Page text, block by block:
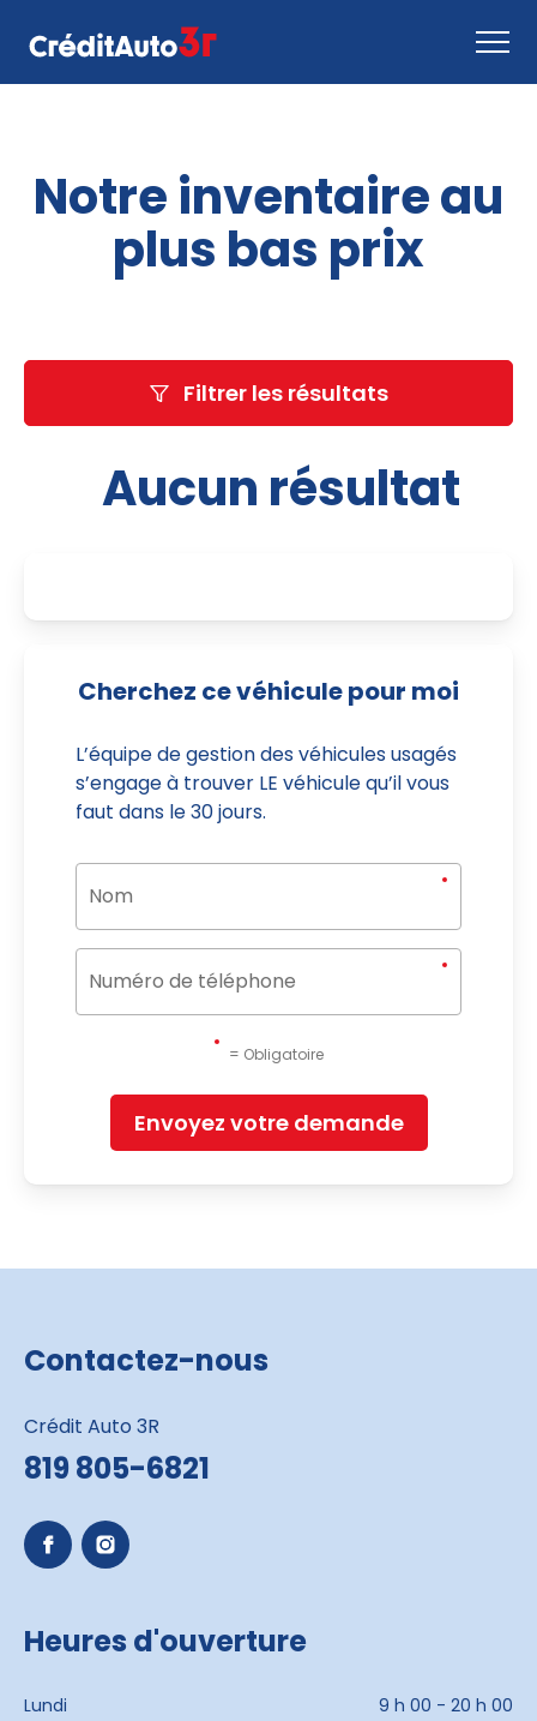
Comment ça marche
Nous joindre
Inventaire
Notre inventaire au
plus bas prix
Filtrer les résultats
Aucun résultat
Cherchez ce véhicule pour moi
L’équipe de gestion des véhicules usagés
s’engage à trouver LE véhicule qu’il vous
faut dans le 30 jours.
= Obligatoire
Envoyez votre demande
Contactez-nous
Crédit Auto 3R
819 805-6821
Heures d'ouverture
Lundi
9 h 00 - 20 h 00